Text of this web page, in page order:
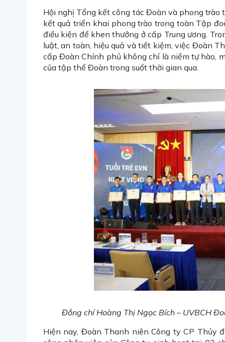
Hội nghị Tổng kết công tác Đoàn và phong
kết quả triển khai phong trào trong toàn Tập
điều kiện để khen thưởng ở cấp Trung ương.
luật, an toàn, hiệu quả và tiết kiệm, việc Đoàn
cấp Đoàn Chính phủ không chỉ là niềm tự hào,
của tập thể Đoàn trong suốt thời gian qua.
Đồng chí Hoàng Thị Ngọc Bích – UVBCH
Hiện nay, Đoàn Thanh niên Công ty CP Thủy